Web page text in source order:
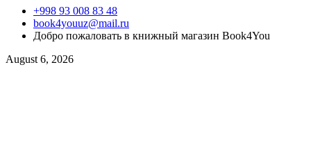
+998 93 008 83 48
book4youuz@mail.ru
Добро пожаловать в книжный магазин Book4You
August 6, 2026